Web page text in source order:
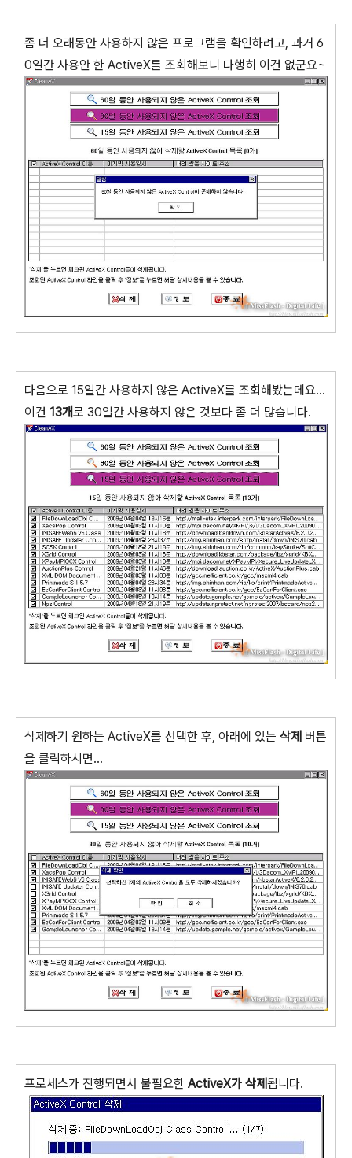
좀 더 오래동안 사용하지 않은 프로그램을 확인하려고, 과거 6
0일간 사용안 한 ActiveX를 조회해보니 다행히 이건 없군요~
다음으로 15일간 사용하지 않은 ActiveX를 조회해봤는데요...
이건 13개로 30일간 사용하지 않은 것보다 좀 더 많습니다.
삭제하기 원하는 ActiveX를 선택한 후, 아래에 있는 삭제 버튼
을 클릭하시면...
프로세스가 진행되면서 불필요한 ActiveX가 삭제 됩니다.